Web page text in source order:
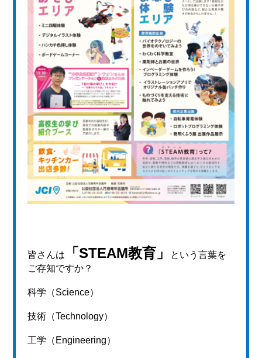
皆さんは 「STEAM教育」
という言葉を
ご存知ですか？
科学（Science）
技術（Technology）
工学（Engineering）